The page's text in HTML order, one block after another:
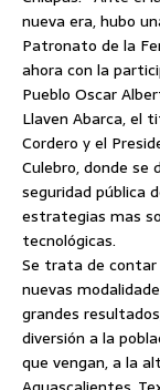
nueva era, hubo
Patronato de la
ahora con la
Pueblo Oscar
Llaven Abarca, el
Cordero y el
Culebro, donde se
seguridad pública
estrategias mas
tecnológicas.
Se trata de contar
nuevas
grandes
diversión a la
que vengan, a la